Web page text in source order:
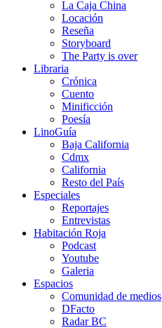
La Caja China
Locación
Reseña
Storyboard
The Party is over
Libraria
Crónica
Cuento
Minificción
Poesía
LinoGuía
Baja California
Cdmx
California
Resto del País
Especiales
Reportajes
Entrevistas
Habitación Roja
Podcast
Youtube
Galeria
Espacios
Comunidad de medios
DFacto
Radar BC